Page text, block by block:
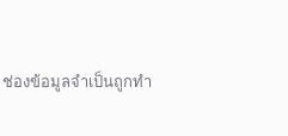
ช่องข้อมูลจำเป็นถูกทำ